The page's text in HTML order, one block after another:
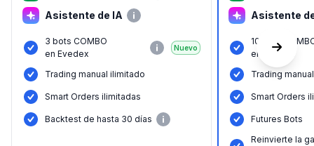
Asistente de IA
3 bots COMBO
en Evedex
Nuevo
Trading manual ilimitado
Smart Orders ilimitadas
Backtest de hasta 30 días
Asistente
10 bots
en Evedex
Trading
Smart Orders
Futures Bots
Reinvierte la